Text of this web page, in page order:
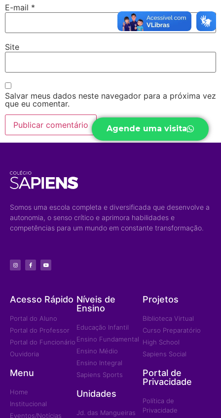
E-mail *
Site
Salvar meus dados neste navegador para a próxima vez
que eu comentar.
Agende uma visita
Somos uma escola completa e diversificada que desenvolve a
autonomia, o senso crítico e aprimora habilidades e
competências para um mundo em constante transformação.
Acesso Rápido
Portal do Aluno
Portal do Professor
Portal do Funcionário
Ouvidoria
Menu
Home
Institucional
Eventos/Notícias
Níveis de
Ensino
Educação Infantil
Ensino Fundamental
Ensino Médio
Ensino Integral
Sapiens Sports
Unidades
Jd. das Mangueiras
Projetos
Biblioteca Virtual
Curso Preparatório
High School
Sapiens Social
Portal de
Privacidade
Política de
Privacidade